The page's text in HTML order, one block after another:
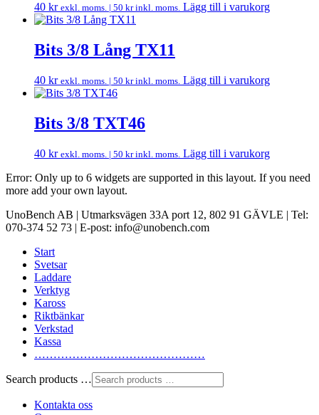
40 kr exkl. moms. | 50 krinkl. moms. Lägg till i varukorg
Bits 3/8 Lång TX11
40 kr exkl. moms. | 50 krinkl. moms. Lägg till i varukorg
Bits 3/8 TXT46
40 kr exkl. moms. | 50 krinkl. moms. Lägg till i varukorg
Error: Only up to 6 widgets are supported in this layout. If you need
more add your own layout.
UnoBench AB | Utmarksvägen 33A port 12, 802 91 GÄVLE | Tel:
070-374 52 73 | E-post: info@unobench.com
Start
Svetsar
Laddare
Verktyg
Kaross
Riktbänkar
Verkstad
Kassa
………………………………………
Search products …
Kontakta oss